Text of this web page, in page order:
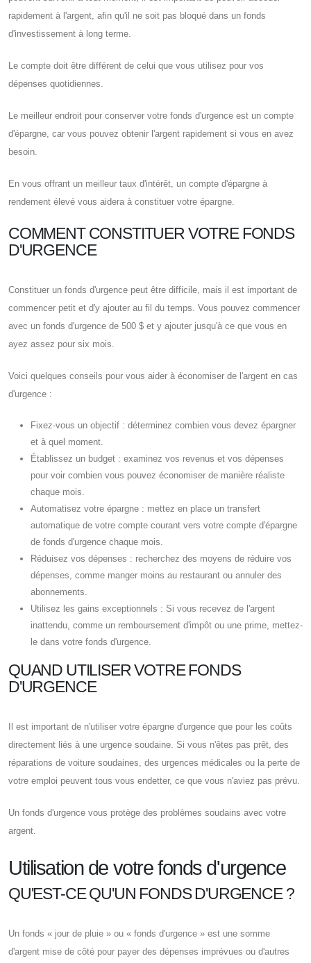
rapidement à l'argent, afin qu'il ne soit pas bloqué dans un fonds
d'investissement à long terme.
Le compte doit être différent de celui que vous utilisez pour vos
dépenses quotidiennes.
Le meilleur endroit pour conserver votre fonds d'urgence est un compte
d'épargne, car vous pouvez obtenir l'argent rapidement si vous en avez
besoin.
En vous offrant un meilleur taux d'intérêt, un compte d'épargne à
rendement élevé vous aidera à constituer votre épargne.
COMMENT CONSTITUER VOTRE FONDS
D'URGENCE
Constituer un fonds d'urgence peut être difficile, mais il est important de
commencer petit et d'y ajouter au fil du temps. Vous pouvez commencer
avec un fonds d'urgence de 500 $ et y ajouter jusqu'à ce que vous en
ayez assez pour six mois.
Voici quelques conseils pour vous aider à économiser de l'argent en cas
d'urgence :
Fixez-vous un objectif : déterminez combien vous devez épargner
et à quel moment.
Établissez un budget : examinez vos revenus et vos dépenses
pour voir combien vous pouvez économiser de manière réaliste
chaque mois.
Automatisez votre épargne : mettez en place un transfert
automatique de votre compte courant vers votre compte d'épargne
de fonds d'urgence chaque mois.
Réduisez vos dépenses : recherchez des moyens de réduire vos
dépenses, comme manger moins au restaurant ou annuler des
abonnements.
Utilisez les gains exceptionnels : Si vous recevez de l'argent
inattendu, comme un remboursement d'impôt ou une prime, mettez-
le dans votre fonds d'urgence.
QUAND UTILISER VOTRE FONDS
D'URGENCE
Il est important de n'utiliser votre épargne d'urgence que pour les coûts
directement liés à une urgence soudaine. Si vous n'êtes pas prêt, des
réparations de voiture soudaines, des urgences médicales ou la perte de
votre emploi peuvent tous vous endetter, ce que vous n'aviez pas prévu.
Un fonds d'urgence vous protège des problèmes soudains avec votre
argent.
Utilisation de votre fonds d'urgence
QU'EST-CE QU'UN FONDS D'URGENCE ?
Un fonds « jour de pluie » ou « fonds d'urgence » est une somme
d'argent mise de côté pour payer des dépenses imprévues ou d'autres